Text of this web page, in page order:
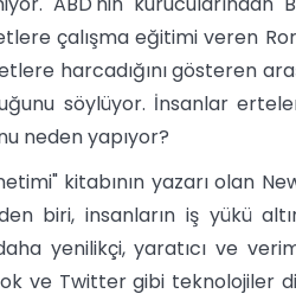
çalışma eğitimi veren
harcadığını gösteren
söylüyor. İnsanlar
neden yapıyor?
kitabının yazarı olan
biri, insanların iş yükü
yenilikçi, yaratıcı ve
ve Twitter gibi teknolojiler